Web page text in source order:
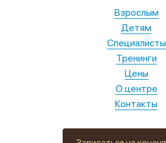
Взрослым
Детям
Специалисты
Тренинги
Цены
О центре
Контакты